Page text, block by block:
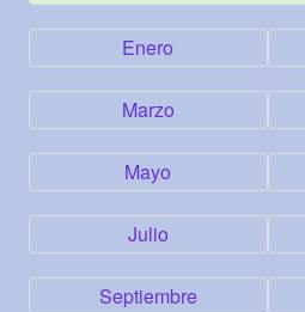
Enero
Marzo
Mayo
Julio
Septiembre